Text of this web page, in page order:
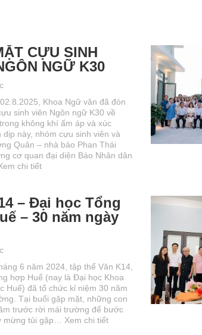
CỰU SINH
NGỮ K30
Khoa Ngữ văn đã đón
sinh viên Ngôn ngữ K30 về
không khí ấm áp và xúc
dịp này, nhóm cựu sinh viên và
Quân – nhà báo Phan Thái
cơ quan đại diện Báo Nhân dân
chi tiết
– Đại học Tổng
– 30 năm ngày
6 năm 2024, tập thể Văn K14,
hợp Huế (nay là Đại học Khoa
Huế) đã tổ chức kỉ niệm 30 năm
Tại buổi gặp mặt, những con
trước rời mái trường để bước
mừng tủi gặp… Xem chi tiết